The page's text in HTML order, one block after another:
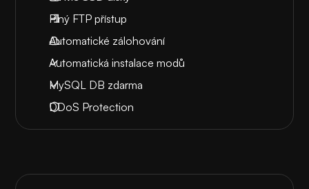
Plný FTP přístup
Automatické zálohování
Automatická instalace modů
MySQL DB zdarma
DDoS Protection